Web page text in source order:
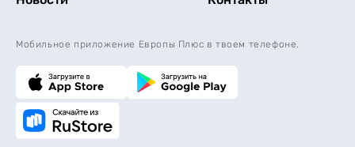
Мобильное приложение Европы Плюс в твоем телефоне.